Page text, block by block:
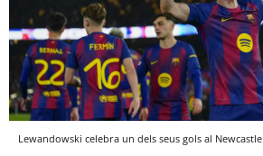
Lewandowski celebra un dels seus gols al Newcastle